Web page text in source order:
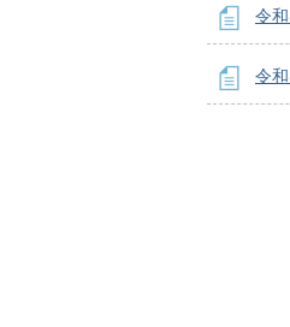
令
令